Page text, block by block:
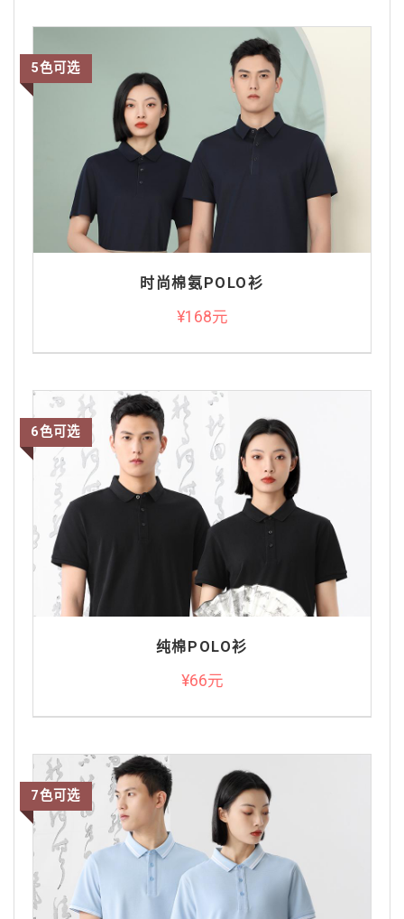
时尚棉氨POLO衫
¥168元
5色可选
纯棉POLO衫
¥66元
6色可选
7色可选